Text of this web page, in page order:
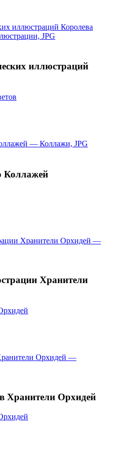
иллюстраций
Коллажей
Хранители
Хранители Орхидей